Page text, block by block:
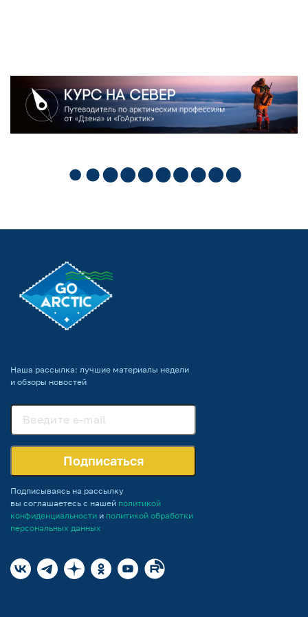
Наша рассылка: лучшие материалы недели
и обзоры новостей
Подписаться
Подписываясь на рассылку
вы соглашаетесь с нашей политикой
конфиденциальности и политикой обработки
персональных данных